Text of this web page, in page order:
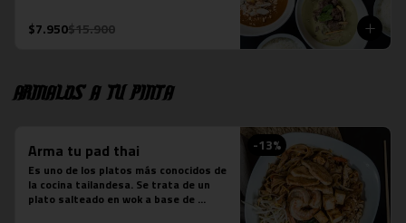
$7.950$15.900
Armalos a tu pinta
-13%
Arma tu pad thai
Es uno de los platos más conocidos de
la cocina tailandesa. Se trata de un
plato salteado en wok a base de